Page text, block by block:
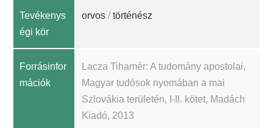
Tevékenys
égi kör
orvos /történész
Forrásinfor
mációk
Lacza Tihamér: A tudomány apostolai,
Magyar tudósok nyomában a mai
Szlovákia területén, I-II. kötet, Madách
Kiadó, 2013